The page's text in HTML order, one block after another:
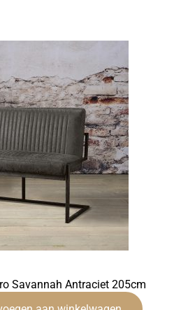
Savannah Antraciet 205cm